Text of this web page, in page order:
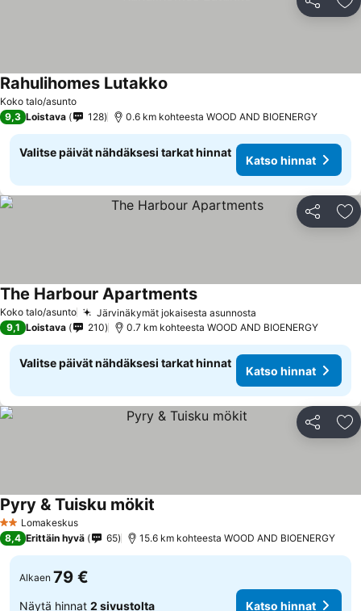
Jaa
Koko talo/asunto
Rahulihomes Lutakko
9,3 Loistava 128 0.6 km kohteesta WOOD AND BIOENERGY
Valitse päivät nähdäksesi tarkat hinnat
Katso hinnat
Jaa
Koko talo/asunto Järvinäkymät jokaisesta asunnosta
The Harbour Apartments
9,1 Loistava 210 0.7 km kohteesta WOOD AND BIOENERGY
Valitse päivät nähdäksesi tarkat hinnat
Katso hinnat
Jaa
2 Tähtiluokitus
Lomakeskus
Pyry & Tuisku mökit
8,4 Erittäin hyvä 65 15.6 km kohteesta WOOD AND BIOENERGY
Alkaen 79 €
Näytä hinnat 2 sivustolta Katso hinnat